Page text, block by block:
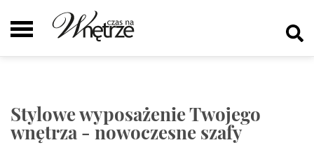
Stylowe wyposażenie Twojego
wnętrza - nowoczesne szafy